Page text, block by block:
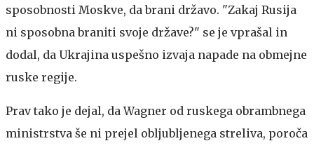
sposobnosti Moskve, da brani državo. "Zakaj Rusija
ni sposobna braniti svoje države?" se je vprašal in
dodal, da Ukrajina uspešno izvaja napade na obmejne
ruske regije.
Prav tako je dejal, da Wagner od ruskega obrambnega
ministrstva še ni prejel obljubljenega streliva, poroča